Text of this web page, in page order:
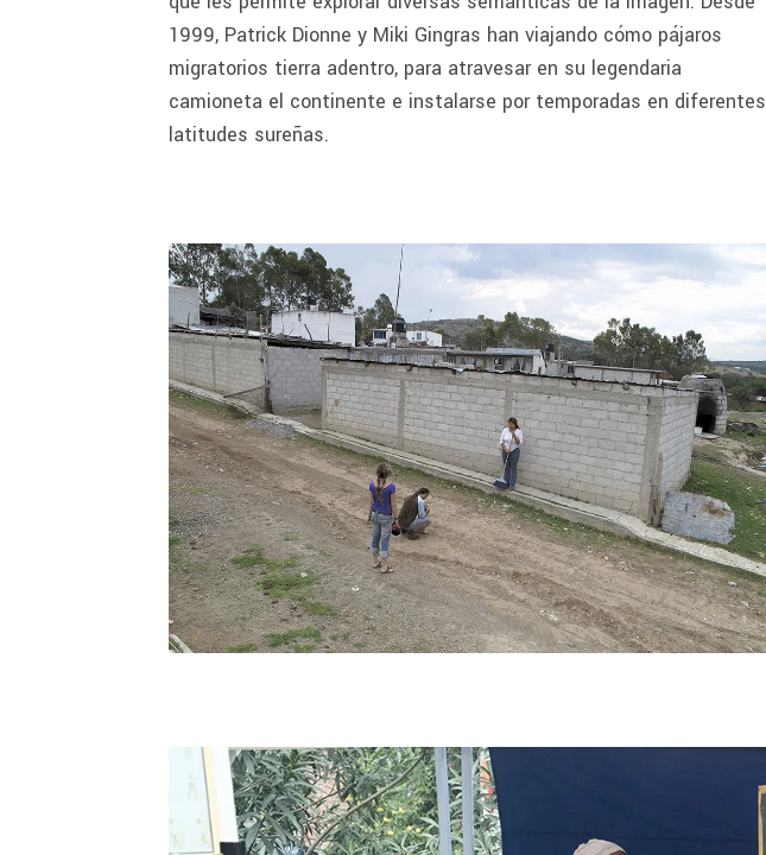
1999, Patrick Dionne y Miki Gingras han viajando cómo pájaros
migratorios tierra adentro, para atravesar en su legendaria
camioneta el continente e instalarse por temporadas en diferentes
latitudes sureñas.